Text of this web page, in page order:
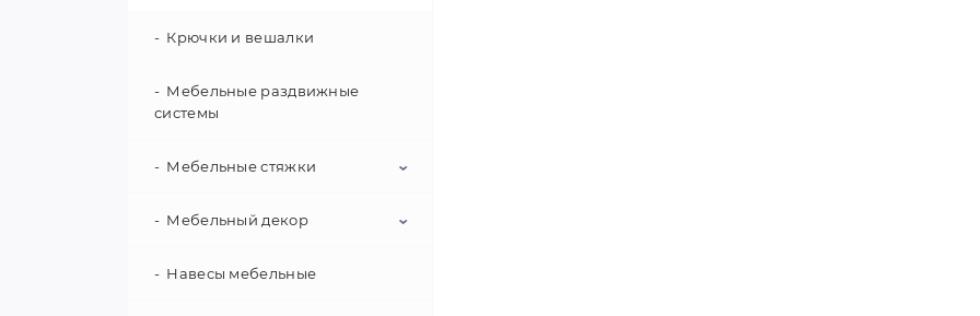
Крючки и вешалки
Мебельные раздвижные
системы
Мебельные стяжки
Корпусные стяжки
Скрытые стяжки
Мебельный декор
Ключи и ключевины
Навесы мебельные